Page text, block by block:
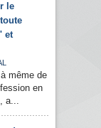
le
et
même de
en
a...